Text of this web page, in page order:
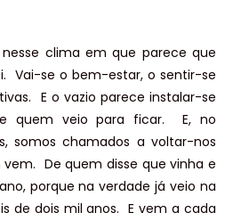
clima em que parece que
Vai-se o bem-estar, o sentir-se
E o vazio parece instalar-se
quem veio para ficar. E, no
somos chamados a voltar-nos
De quem disse que vinha e
porque na verdade já veio na
de dois mil anos. E vem a cada